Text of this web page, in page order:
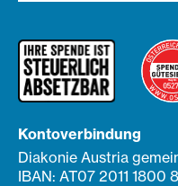
Kontoverbindung
Diakonie Austria
IBAN: AT07 2011 1800